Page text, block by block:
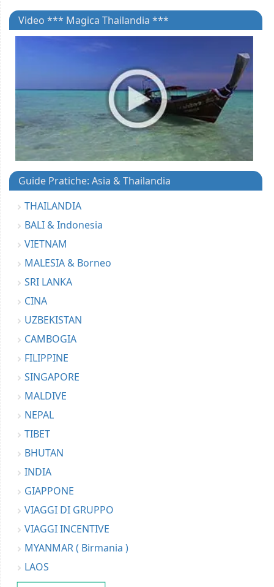
Video *** Magica Thailandia ***
Guide Pratiche: Asia & Thailandia
THAILANDIA
BALI & Indonesia
VIETNAM
MALESIA & Borneo
SRI LANKA
CINA
UZBEKISTAN
CAMBOGIA
FILIPPINE
SINGAPORE
MALDIVE
NEPAL
TIBET
BHUTAN
INDIA
GIAPPONE
VIAGGI DI GRUPPO
VIAGGI INCENTIVE
MYANMAR ( Birmania )
LAOS